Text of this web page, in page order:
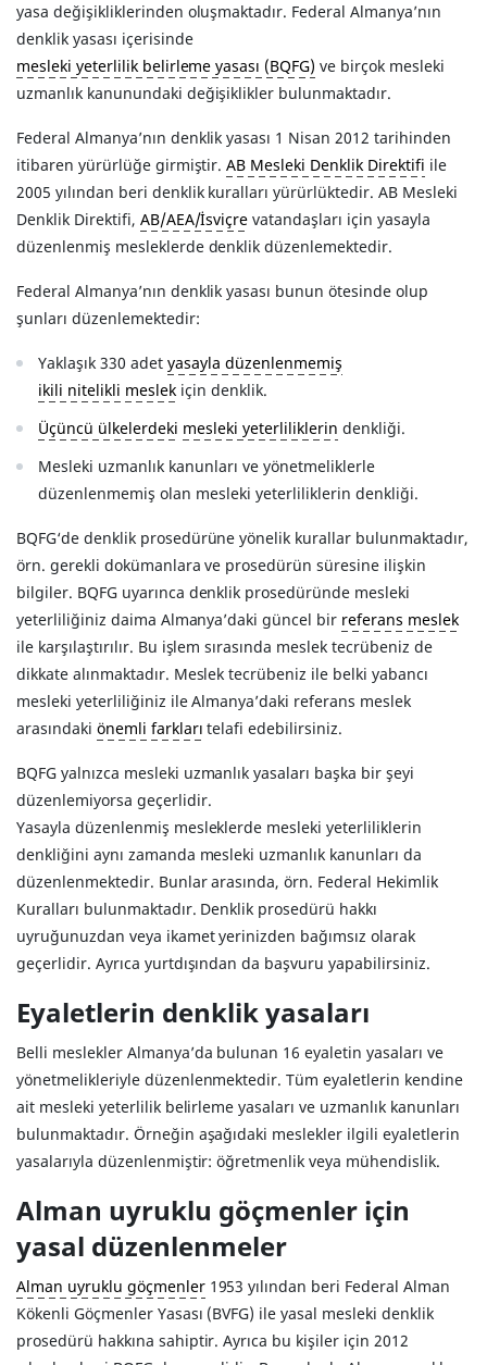
yasa değişikliklerinden oluşmaktadır. Federal Almanya’nın
denklik yasası içerisinde
mesleki yeterlilik belirleme yasası (BQFG) ve birçok mesleki
uzmanlık kanunundaki değişiklikler bulunmaktadır.
Federal Almanya’nın denklik yasası 1 Nisan 2012 tarihinden
itibaren yürürlüğe girmiştir.AB Mesleki Denklik Direktifi ile
2005 yılından beri denklik kuralları yürürlüktedir. AB Mesleki
Denklik Direktifi, AB/AEA/İsviçre vatandaşları için yasayla
düzenlenmiş mesleklerde denklik düzenlemektedir.
Federal Almanya’nın denklik yasası bunun ötesinde olup
şunları düzenlemektedir:
Yaklaşık 330 adet yasayla düzenlenmemiş
ikili nitelikli meslek için denklik.
Üçüncü ülkelerdeki mesleki yeterliliklerin denkliği.
Mesleki uzmanlık kanunları ve yönetmeliklerle
düzenlenmemiş olan mesleki yeterliliklerin denkliği.
BQFG‘de denklik prosedürüne yönelik kurallar bulunmaktadır,
örn. gerekli dokümanlara ve prosedürün süresine ilişkin
bilgiler. BQFG uyarınca denklik prosedüründe mesleki
yeterliliğiniz daima Almanya’daki güncel bir referans meslek
ile karşılaştırılır. Bu işlem sırasında meslek tecrübeniz de
dikkate alınmaktadır. Meslek tecrübeniz ile belki yabancı
mesleki yeterliliğiniz ile Almanya’daki referans meslek
arasındaki önemli farkları telafi edebilirsiniz.
BQFG yalnızca mesleki uzmanlık yasaları başka bir şeyi
düzenlemiyorsa geçerlidir.
Yasayla düzenlenmiş mesleklerde mesleki yeterliliklerin
denkliğini aynı zamanda mesleki uzmanlık kanunları da
düzenlenmektedir. Bunlar arasında, örn. Federal Hekimlik
Kuralları bulunmaktadır. Denklik prosedürü hakkı
uyruğunuzdan veya ikamet yerinizden bağımsız olarak
geçerlidir. Ayrıca yurtdışından da başvuru yapabilirsiniz.
Eyaletlerin denklik yasaları
Belli meslekler Almanya’da bulunan 16 eyaletin yasaları ve
yönetmelikleriyle düzenlenmektedir. Tüm eyaletlerin kendine
ait mesleki yeterlilik belirleme yasaları ve uzmanlık kanunları
bulunmaktadır. Örneğin aşağıdaki meslekler ilgili eyaletlerin
yasalarıyla düzenlenmiştir: öğretmenlik veya mühendislik.
Alman uyruklu göçmenler için
yasal düzenlenmeler
Alman uyruklu göçmenler1953 yılından beri Federal Alman
Kökenli Göçmenler Yasası (BVFG) ile yasal mesleki denklik
prosedürü hakkına sahiptir. Ayrıca bu kişiler için 2012